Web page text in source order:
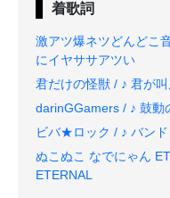
着歌詞
激アツ爆ネツどんどこ
にイヤササアツい
君だけの怪獣 / ♪ 君が
darinGGamers / ♪ 鼓動
ビバ★ロック / ♪ バン
ぬこぬこ なでにゃん
ETERNAL